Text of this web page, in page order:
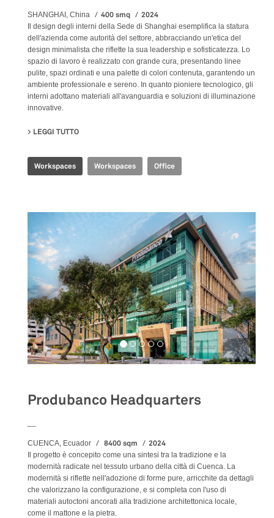
SHANGHAI, China 400 smq 2024
Il design degli interni della Sede di Shanghai esemplifica la statura
dell'azienda come autorità del settore, abbracciando un'etica del
design minimalista che riflette la sua leadership e sofisticatezza. Lo
spazio di lavoro è realizzato con grande cura, presentando linee
pulite, spazi ordinati e una palette di colori contenuta, garantendo un
ambiente professionale e sereno. In quanto pioniere tecnologico, gli
interni adottano materiali all'avanguardia e soluzioni di illuminazione
innovative.
LEGGI TUTTO
Workspaces Workspaces Office
Produbanco Headquarters
CUENCA, Ecuador 8400 sqm 2024
Il progetto è concepito come una sintesi tra la tradizione e la
modernità radicate nel tessuto urbano della città di Cuenca. La
modernità si riflette nell'adozione di forme pure, arricchite da dettagli
che valorizzano la configurazione, e si completa con l'uso di
materiali autoctoni ancorati alla tradizione architettonica locale,
come il mattone e la pietra.